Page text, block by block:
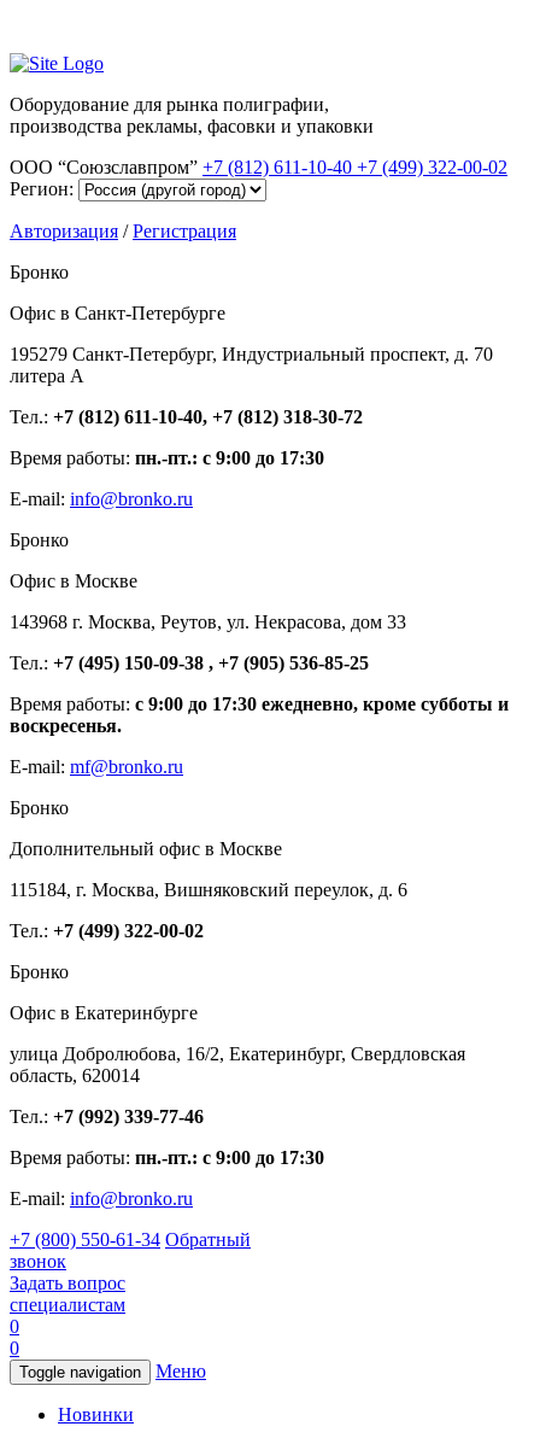
Оборудование для рынка полиграфии,
производства рекламы, фасовки и упаковки
ООО “Союзславпром” +7 (812) 611-10-40 +7 (499) 322-00-02
Регион:
Авторизация /Регистрация
Бронко
Офис в Санкт-Петербурге
195279 Санкт-Петербург, Индустриальный проспект, д. 70
литера А
Тел.: +7 (812) 611-10-40, +7 (812) 318-30-72
Время работы: пн.-пт.: с 9:00 до 17:30
E-mail: info@bronko.ru
Бронко
Офис в Москве
143968 г. Москва, Реутов, ул. Некрасова, дом 33
Тел.: +7 (495) 150-09-38 , +7 (905) 536-85-25
Время работы: с 9:00 до 17:30 ежедневно, кроме субботы и
воскресенья.
E-mail: mf@bronko.ru
Бронко
Дополнительный офис в Москве
115184, г. Москва, Вишняковский переулок, д. 6
Тел.: +7 (499) 322-00-02
Бронко
Офис в Екатеринбурге
улица Добролюбова, 16/2, Екатеринбург, Свердловская
область, 620014
Тел.: +7 (992) 339-77-46
Время работы: пн.-пт.: с 9:00 до 17:30
E-mail: info@bronko.ru
+7 (800) 550-61-34 Обратный
звонок
Задать вопрос
специалистам
0
0
Toggle navigation Меню
Новинки